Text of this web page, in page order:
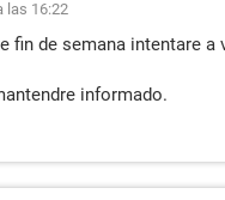
las 16:22
fin de semana intentare
informado.